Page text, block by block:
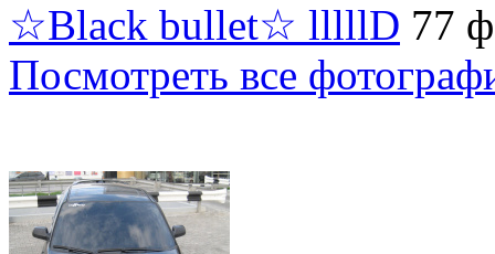
☆Black bullet☆ lllllD 77
Посмотреть все